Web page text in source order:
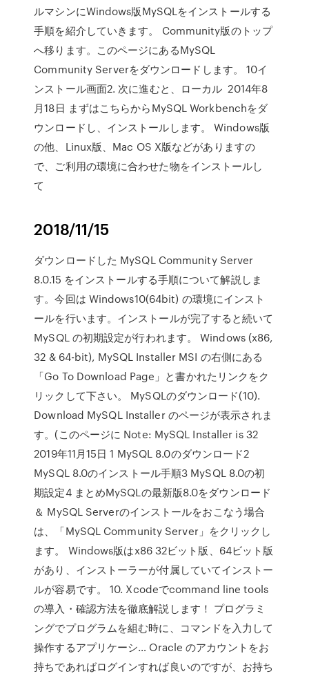
ルマシンにWindows版MySQLをインストールする
手順を紹介していきます。 Community版のトップ
へ移ります。このページにあるMySQL
Community Serverをダウンロードします。 10イ
ンストール画面2. 次に進むと、ローカル 2014年8
月18日 まずはこちらからMySQL Workbenchをダ
ウンロードし、インストールします。 Windows版
の他、Linux版、Mac OS X版などがありますの
で、ご利用の環境に合わせた物をインストールし
て
2018/11/15
ダウンロードした MySQL Community Server
8.0.15 をインストールする手順について解説しま
す。今回は Windows10(64bit) の環境にインスト
ールを行います。インストールが完了すると続いて
MySQL の初期設定が行われます。 Windows (x86,
32 & 64-bit), MySQL Installer MSI の右側にある
「Go To Download Page」と書かれたリンクをク
リックして下さい。 MySQLのダウンロード(10).
Download MySQL Installer のページが表示されま
す。(このページに Note: MySQL Installer is 32
2019年11月15日 1 MySQL 8.0のダウンロード2
MySQL 8.0のインストール手順3 MySQL 8.0の初
期設定4 まとめMySQLの最新版8.0をダウンロード
＆ MySQL Serverのインストールをおこなう場合
は、「MySQL Community Server」をクリックし
ます。 Windows版はx86 32ビット版、64ビット版
があり、インストーラーが付属していてインストー
ルが容易です。 10. Xcodeでcommand line tools
の導入・確認方法を徹底解説します！ プログラミ
ングでプログラムを組む時に、コマンドを入力して
操作するアプリケーシ… Oracle のアカウントをお
持ちであればログインすれば良いのですが、お持ち